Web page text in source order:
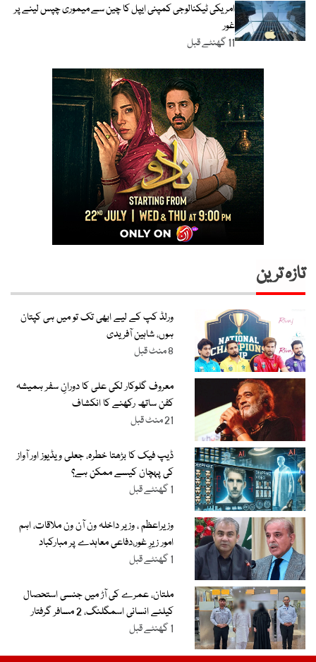
امریکی ٹیکنالوجی کمپنی ایپل کا چین سے میموری چپس لینے پر
غور
11 گھنٹے قبل
تازہ ترین
ورلڈ کپ کے لیے ابھی تک تو میں ہی کپتان
ہوں، شاہین آفریدی
8 منٹ قبل
معروف گلوکار لکی علی کا دورانِ سفر ہمیشہ
کفن ساتھ رکھنے کا انکشاف
21 منٹ قبل
ڈیپ فیک کا بڑھتا خطرہ، جعلی ویڈیوز اور آواز
کی پہچان کیسے ممکن ہے؟
1 گھنٹے قبل
وزیراعظم ، وزیر داخلہ ون آن ون ملاقات، اہم
امور زیرِ غور،دفاعی معاہدے پر مبارکباد
1 گھنٹے قبل
ملتان، عمرے کی آڑ میں جنسی استحصال
کیلئے انسانی اسمگلنگ، 2 مسافر گرفتار
1 گھنٹے قبل